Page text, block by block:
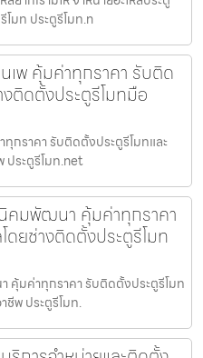
โมท ประตูรีโมท.n
เพ คุ้มค่าทุกราคา รับติด
งติดตั้งประตูรีโมทมือ
ทุกราคา รับติดตั้งประตูรีโมทและ
ประตูรีโมท.net
คมพัฒนา คุ้มค่าทุกราคา
ดยช่างติดตั้งประตูรีโมท
คุ้มค่าทุกราคา รับติดตั้งประตูรีโมท
ชีพ ประตูรีโมท.